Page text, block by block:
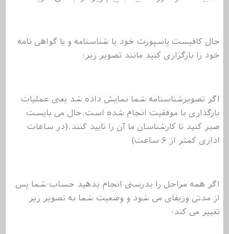
حال کافیست پاسپورت خود یا شناسنامه و یا گواهی نامه
خود را بارگزاری کنید مانند تصویر زیر:
اگر تصویرشناسنامه شما نمایش داده شد یعنی عملیات
بارگذاری با موفقیت انجام شده است.حال می بایست
صبر کنید تا کارشناسان ما آن را تایید کنند.(در ساعات
اداری کمتر از ۶ ساعت)
اگر همه مراحل را بدرستی انجام بدهید حساب شما پس
از مدتی وریفای می شود و وضعیت شما به تصویر زیر
تغییر می کند: